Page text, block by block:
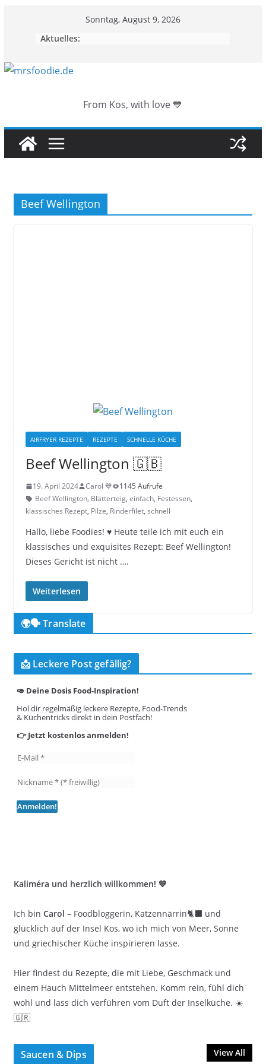
Sonntag, August 9, 2026
Aktuelles:
From Kos, with love 💙
Beef Wellington
AIRFRYER REZEPTE REZEPTE SCHNELLE KÜCHE
Beef Wellington 🇬🇧
19. April 2024 Carol 💙
1145 Aufrufe
Beef Wellington, Blätterteig, einfach, Festessen,
klassisches Rezept, Pilze, Rinderfilet, schnell
Hallo, liebe Foodies! ♥︎ Heute teile ich mit euch ein
klassisches und exquisites Rezept: Beef Wellington!
Dieses Gericht ist nicht ….
Weiterlesen
🌍🗣️ Translate
📩 Leckere Post gefällig?
🥑 Deine Dosis Food-Inspiration!
Hol dir regelmäßig leckere Rezepte, Food-Trends
& Küchentricks direkt in dein Postfach!
👉 Jetzt kostenlos anmelden!
Kaliméra und herzlich willkommen! 💙
Ich bin Carol – Foodbloggerin, Katzennärrin🐈‍⬛ und
glücklich auf der Insel Kos, wo ich mich von Meer, Sonne
und griechischer Küche inspirieren lasse.
Hier findest du Rezepte, die mit Liebe, Geschmack und
einem Hauch Mittelmeer entstehen. Komm rein, fühl dich
wohl und lass dich verführen vom Duft der Inselküche. ☀️
🇬🇷
Saucen & Dips View All